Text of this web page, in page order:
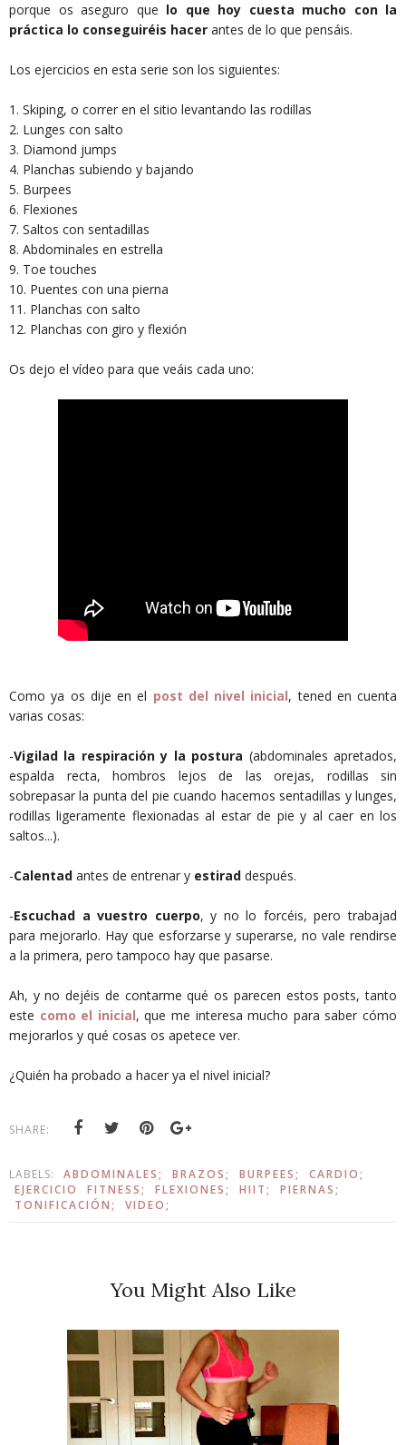
porque os aseguro que lo que hoy cuesta mucho con la
práctica lo conseguiréis hacer antes de lo que pensáis.
Los ejercicios en esta serie son los siguientes:
1. Skiping, o correr en el sitio levantando las rodillas
2. Lunges con salto
3. Diamond jumps
4. Planchas subiendo y bajando
5. Burpees
6. Flexiones
7. Saltos con sentadillas
8. Abdominales en estrella
9. Toe touches
10. Puentes con una pierna
11. Planchas con salto
12. Planchas con giro y flexión
Os dejo el vídeo para que veáis cada uno:
Como ya os dije en el post del nivel inicial, tened en cuenta
varias cosas:
-Vigilad la respiración y la postura (abdominales apretados,
espalda recta, hombros lejos de las orejas, rodillas sin
sobrepasar la punta del pie cuando hacemos sentadillas y lunges,
rodillas ligeramente flexionadas al estar de pie y al caer en los
saltos...).
-Calentad antes de entrenar y estirad después.
-Escuchad a vuestro cuerpo, y no lo forcéis, pero trabajad
para mejorarlo. Hay que esforzarse y superarse, no vale rendirse
a la primera, pero tampoco hay que pasarse.
Ah, y no dejéis de contarme qué os parecen estos posts, tanto
este como el inicial, que me interesa mucho para saber cómo
mejorarlos y qué cosas os apetece ver.
¿Quién ha probado a hacer ya el nivel inicial?
SHARE:
LABELS: ABDOMINALES; BRAZOS; BURPEES;
CARDIO;
EJERCICIO
FITNESS; FLEXIONES; HIIT;
PIERNAS;
TONIFICACIÓN;
VIDEO;
You Might Also Like